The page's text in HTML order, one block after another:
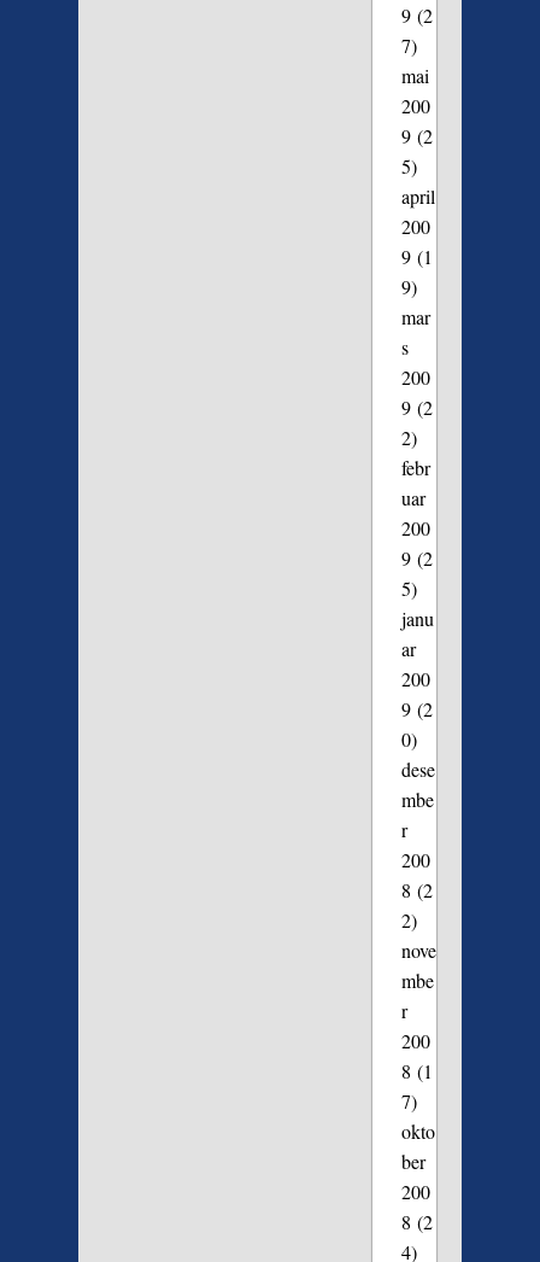
9(2
7)
mai
200
9(2
5)
april
200
9(1
9)
mar
s
200
9(2
2)
febr
uar
200
9(2
5)
janu
ar
200
9(2
0)
dese
mbe
r
200
8 (2
2)
nove
mbe
r
200
8 (1
7)
okto
ber
200
8 (2
4)